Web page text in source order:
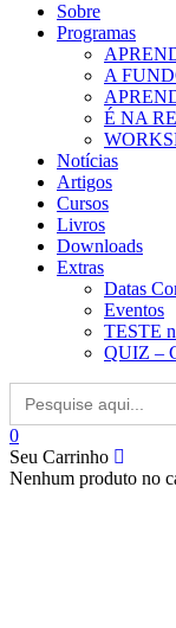
Sobre
Programas
A
É NA
Notícias
Artigos
Cursos
Livros
Downloads
Extras
Datas
Eventos
TESTE
QUIZ –
Search
for:
0
Seu Carrinho
Nenhum produto no